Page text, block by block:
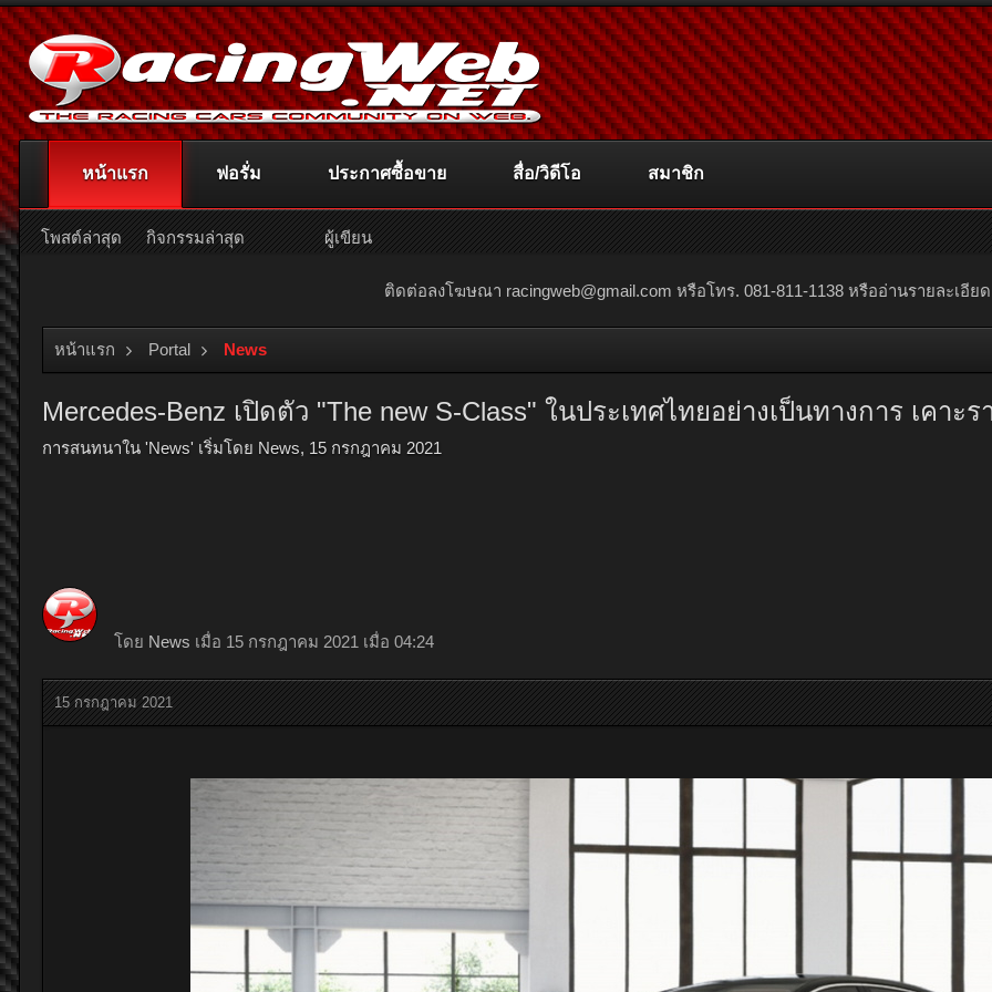
ติดต่อลงโฆษณา racingweb@gmail.com หรือโทร. 081-811-1138 หรืออ่านรายละเอีย
หน้าแรก Portal News
Mercedes-Benz เปิดตัว "The new S-Class" ในประเทศไทยอย่างเป็นทางการ เคาะ
การสนทนาใน 'News' เริ่มโดย News, 15 กรกฎาคม 2021
โดย News เมื่อ 15 กรกฎาคม 2021 เมื่อ 04:24
15 กรกฎาคม 2021
หน้าแรก
โพสต์ล่าสุด กิจกรรมล่าสุด ผู้เขียน
ฟอรั่ม ประกาศซื้อขาย สื่อ/วิดีโอ สมาชิก